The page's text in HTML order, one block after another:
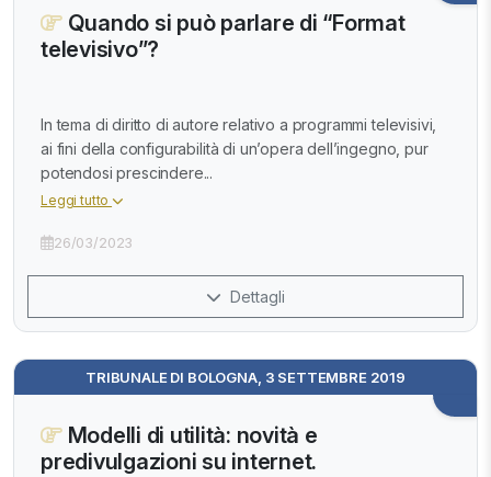
Quando si può parlare di “Format
televisivo”?
In tema di diritto di autore relativo a programmi televisivi,
ai fini della configurabilità di un’opera dell’ingegno, pur
potendosi prescindere...
Leggi tutto
26/03/2023
Dettagli
TRIBUNALE DI BOLOGNA, 3 SETTEMBRE 2019
Modelli di utilità: novità e
predivulgazioni su internet.